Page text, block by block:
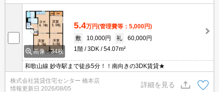
画像：34枚
5.4万円(管理費等：5,000円)
敷
10,000円 礼
60,000円
1階
3DK 54.07m²
和歌山線 妙寺駅まで徒歩5分！！南向きの3DK賃貸★
株式会社賃貸住宅センター 橋本店
情報更新日 2026/08/05
詳細を見る